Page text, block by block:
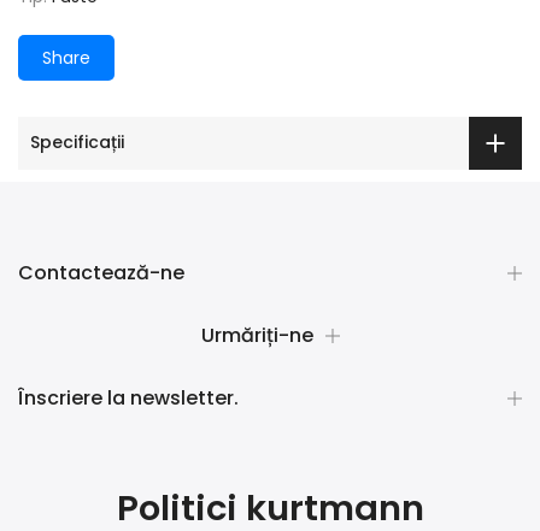
Share
Specificații
Contactează-ne
Urmăriți-ne
Înscriere la newsletter.
Politici kurtmann